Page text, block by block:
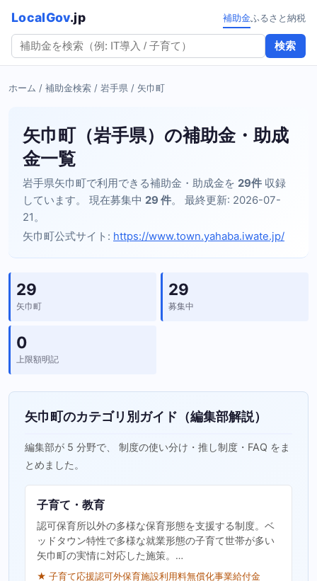
LocalGov.jp
検索
補助金ふるさと納税
ホーム / 補助金検索 / 岩手県 / 矢巾町
矢巾町（岩手県）の補助金・助成
金一覧
岩手県矢巾町で利用できる補助金・助成金を 29件 収録
しています。 現在募集中 29 件。 最終更新: 2026-07-
21。
矢巾町公式サイト: https://www.town.yahaba.iwate.jp/
29
矢巾町
29
募集中
0
上限額明記
矢巾町のカテゴリ別ガイド（編集部解説）
編集部が 5 分野で、 制度の使い分け・推し制度・FAQ をま
とめました。
子育て・教育
認可保育所以外の多様な保育形態を支援する制度。ベ
ッドタウン特性で多様な就業形態の子育て世帯が多い
矢巾町の実情に対応した施策。…
★ 子育て応援認可外保育施設利用料無償化事業給付金